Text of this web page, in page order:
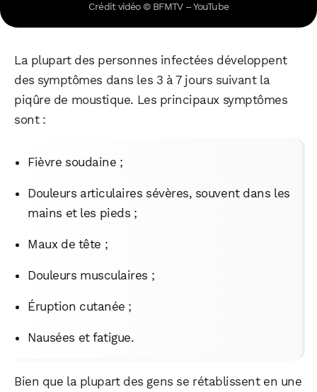
Crédit vidéo © BFMTV – YouTube
La plupart des personnes infectées développent
des symptômes dans les 3 à 7 jours suivant la
piqûre de moustique. Les principaux symptômes
sont :
Fièvre soudaine ;
Douleurs articulaires sévères, souvent dans les
mains et les pieds ;
Maux de tête ;
Douleurs musculaires ;
Éruption cutanée ;
Nausées et fatigue.
Bien que la plupart des gens se rétablissent en une